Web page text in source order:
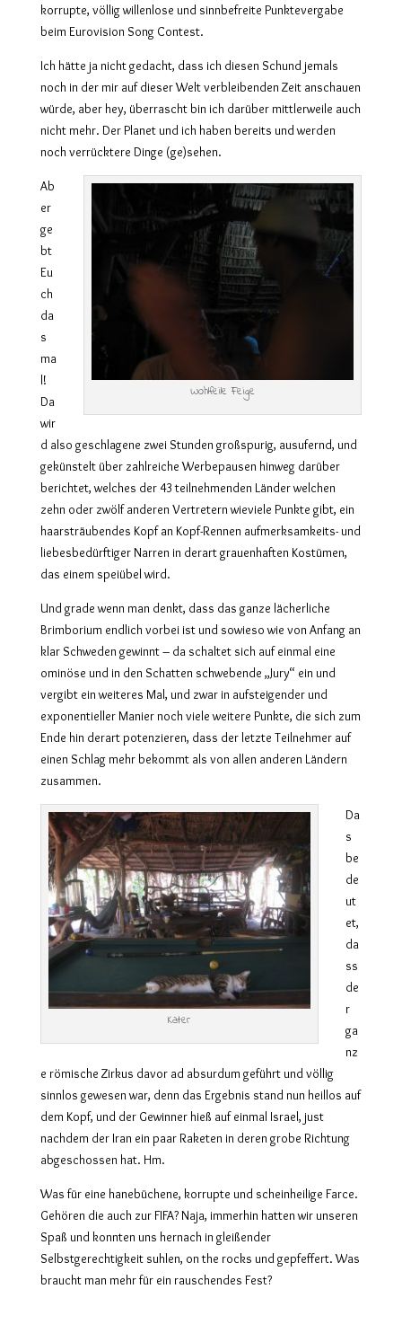
korrupte, völlig willenlose und sinnbefreite Punktevergabe
beim Eurovision Song Contest.
Ich hätte ja nicht gedacht, dass ich diesen Schund jemals
noch in der mir auf dieser Welt verbleibenden Zeit anschauen
würde, aber hey, überrascht bin ich darüber mittlerweile auch
nicht mehr. Der Planet und ich haben bereits und werden
noch verrücktere Dinge (ge)sehen.
Wohlfeile Feige
Ab
er
ge
bt
Eu
ch
da
s
ma
l!
Da
wir
d also geschlagene zwei Stunden großspurig, ausufernd, und
gekünstelt über zahlreiche Werbepausen hinweg darüber
berichtet, welches der 43 teilnehmenden Länder welchen
zehn oder zwölf anderen Vertretern wieviele Punkte gibt, ein
haarsträubendes Kopf an Kopf-Rennen aufmerksamkeits- und
liebesbedürftiger Narren in derart grauenhaften Kostümen,
das einem speiübel wird.
Und grade wenn man denkt, dass das ganze lächerliche
Brimborium endlich vorbei ist und sowieso wie von Anfang an
klar Schweden gewinnt – da schaltet sich auf einmal eine
ominöse und in den Schatten schwebende „Jury“ ein und
vergibt ein weiteres Mal, und zwar in aufsteigender und
exponentieller Manier noch viele weitere Punkte, die sich zum
Ende hin derart potenzieren, dass der letzte Teilnehmer auf
einen Schlag mehr bekommt als von allen anderen Ländern
zusammen.
Kater
Da
s
be
de
ut
et,
da
ss
de
r
ga
nz
e römische Zirkus davor ad absurdum geführt und völlig
sinnlos gewesen war, denn das Ergebnis stand nun heillos auf
dem Kopf, und der Gewinner hieß auf einmal Israel, just
nachdem der Iran ein paar Raketen in deren grobe Richtung
abgeschossen hat. Hm.
Was für eine hanebüchene, korrupte und scheinheilige Farce.
Gehören die auch zur FIFA? Naja, immerhin hatten wir unseren
Spaß und konnten uns hernach in gleißender
Selbstgerechtigkeit suhlen, on the rocks und gepfeffert. Was
braucht man mehr für ein rauschendes Fest?